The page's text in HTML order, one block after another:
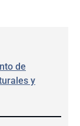
de
y